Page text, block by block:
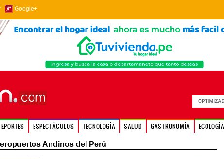
Google+
ESPECTÁCULOS TECNOLOGÍA SALUD GASTRONOMÍA ECOLOGÍA
Andinos del Perú